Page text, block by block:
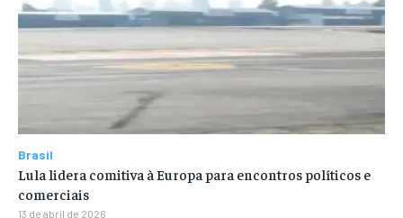
Brasil
Lula lidera comitiva à Europa para encontros políticos e
comerciais
13 de abril de 2026